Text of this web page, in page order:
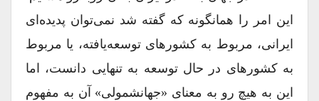
این امر را همانگونه که گفته شد نمی‌توان پدیده‌ای
ایرانی، مربوط به کشورهای توسعه‌یافته، یا مربوط
به کشورهای در حال توسعه به تنهایی دانست، اما
این به هیچ رو به معنای «جهانشمولی» آن به مفهوم